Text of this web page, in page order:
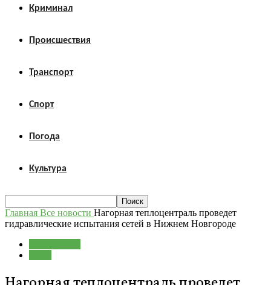
Криминал
Происшествия
Транспорт
Спорт
Погода
Культура
Главная Все новости Нагорная теплоцентраль проведет
гидравлические испытания сетей в Нижнем Новгороде